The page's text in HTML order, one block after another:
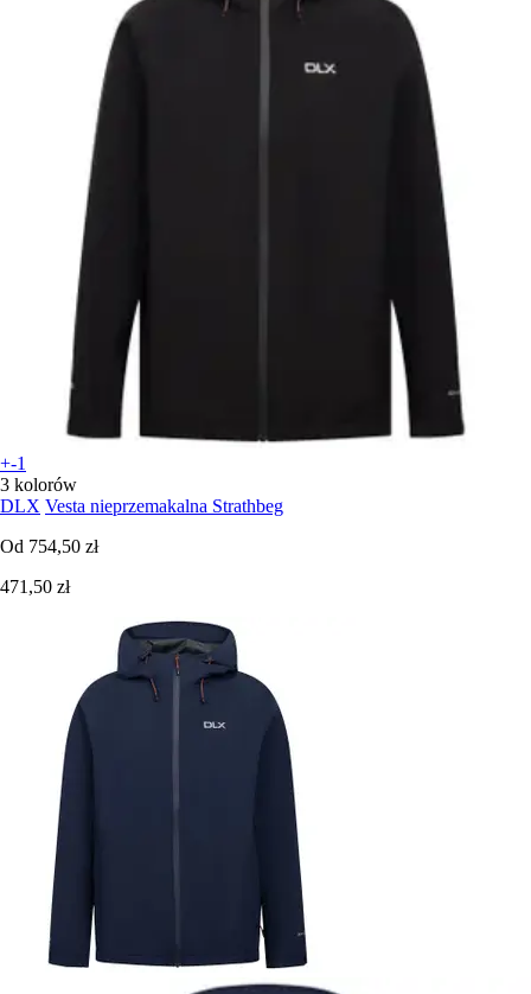
+-1
3 kolorów
DLX Vesta nieprzemakalna Strathbeg
Od 754,50 zł
471,50 zł